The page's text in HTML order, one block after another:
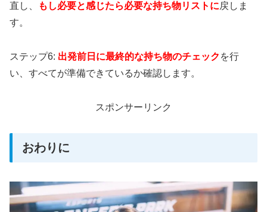
直し、
もし必要と感じたら必要な持ち物リストに戻しま
す。
ステップ6: 出発前日に最終的な持ち物のチェック を行
い、すべてが準備できているか確認します。
スポンサーリンク
おわりに